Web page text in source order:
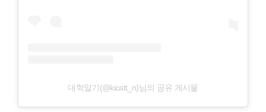
대학일기(@kicatt_n)님의 공유 게시물